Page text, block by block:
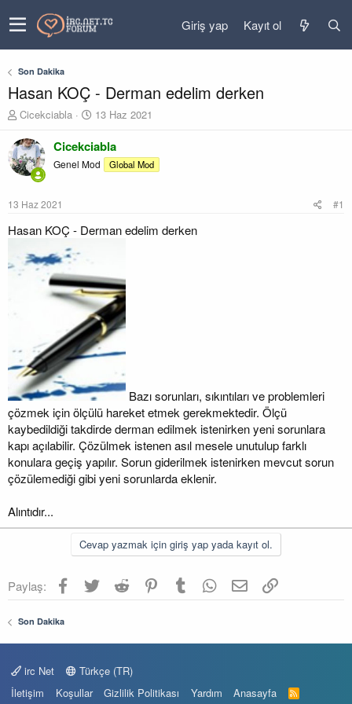
Giriş yap Kayıt ol
Son Dakika
Hasan KOÇ - Derman edelim derken
K
n
u
y
b
a
ş
Cicekciabla
B
ş
l
a
ç
i
h
i
13 Haz 2021
Cicekciabla
Genel Mod Global Mod
13 Haz 2021 #1
Hasan KOÇ - Derman edelim derken
Bazı sorunları, sıkıntıları ve problemleri
çözmek için ölçülü hareket etmek gerekmektedir. Ölçü
kaybedildiği takdirde derman edilmek istenirken yeni sorunlara
kapı açılabilir. Çözülmek istenen asıl mesele unutulup farklı
konulara geçiş yapılır. Sorun giderilmek istenirken mevcut sorun
çözülemediği gibi yeni sorunlarda eklenir.
Alıntıdır...
Cevap yazmak için giriş yap yada kayıt ol.
Paylaş: Facebook
TwitterReddit PinterestTumblr WhatsApp
E-postaLink
Son Dakika
irc Net
Türkçe (TR)
İletişim
Koşullar Gizlilik Politikası Yardım Anasayfa
R